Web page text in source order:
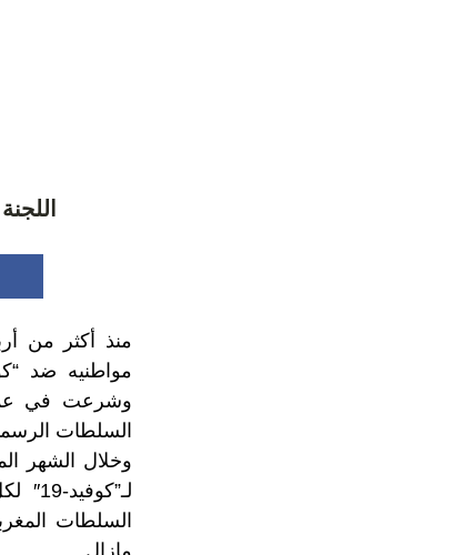
منذ أكثر من
مواطنيه ضد
وشرعت في
السلطات
السلطات